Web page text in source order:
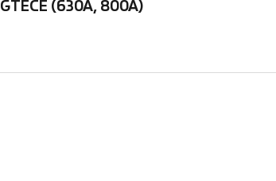
GTECE (630A, 800A)